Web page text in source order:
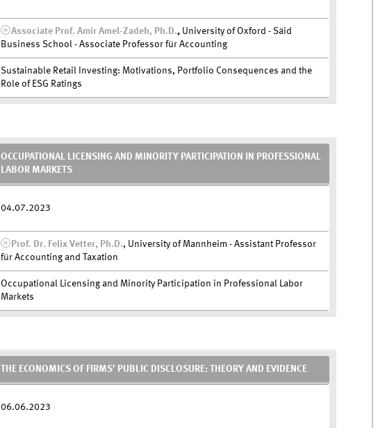
Associate Prof. Amir Amel-Zadeh, Ph.D., University of Oxford - Säid
Business School - Associate Professor für Accounting
Sustainable Retail Investing: Motivations, Portfolio Consequences and the
Role of ESG Ratings
OCCUPATIONAL LICENSING AND MINORITY PARTICIPATION IN PROFESSIONAL
LABOR MARKETS
04.07.2023
Prof. Dr. Felix Vetter, Ph.D., University of Mannheim - Assistant Professor
für Accounting and Taxation
Occupational Licensing and Minority Participation in Professional Labor
Markets
THE ECONOMICS OF FIRMS’ PUBLIC DISCLOSURE: THEORY AND EVIDENCE
06.06.2023